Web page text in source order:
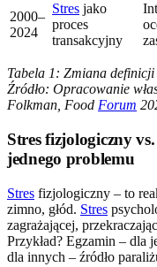
2000–
2024
Stres jako
proces
transakcyjny
Tabela 1: Zmiana definicji
Źródło: Opracowanie
Folkman, Food Forum
Stres fizjologiczny
jednego problemu
Stres fizjologiczny – to
zimno, głód. Stres
zagrażającej,
Przykład? Egzamin – dla
dla innych – źródło